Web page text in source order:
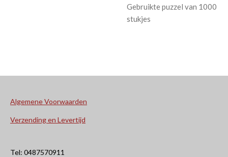
Gebruikte puzzel van 1000
stukjes
Algemene Voorwaarden
Verzending en Levertijd
Tel: 0487570911